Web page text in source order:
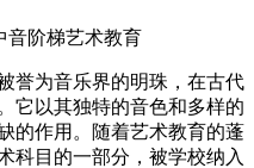
音阶梯艺术教育
誉为音乐界的明珠，在古代
它以其独特的音色和多样的
的作用。随着艺术教育的蓬
科目的一部分，被学校纳入